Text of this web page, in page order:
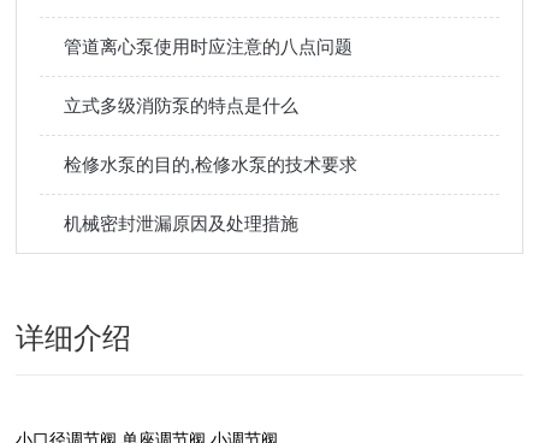
管道离心泵使用时应注意的八点问题
立式多级消防泵的特点是什么
检修水泵的目的,检修水泵的技术要求
机械密封泄漏原因及处理措施
详细介绍